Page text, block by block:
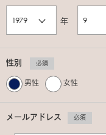
年
性別 必須
男性 女性
メールアドレス 必須